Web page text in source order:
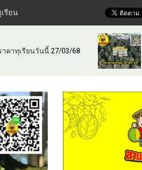
รียน
าคาทุเรียนวันนี้ 27/03/68